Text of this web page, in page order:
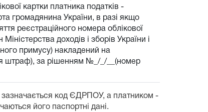
картки платника податків -
громадянина України, в разі якщо
реєстраційного номера облікової
доходів і зборів України і
примусу) накладений на
штраф), за рішенням №_/_/__(номер
зазначається код ЄДРПОУ, а платником -
його паспортні дані.